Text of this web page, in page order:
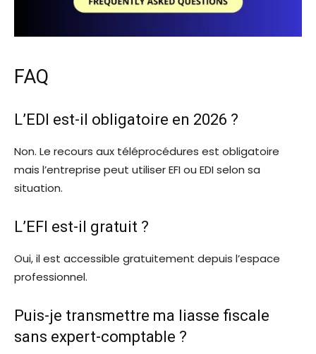
FAQ
L’EDI est-il obligatoire en 2026 ?
Non. Le recours aux téléprocédures est obligatoire
mais l’entreprise peut utiliser EFI ou EDI selon sa
situation.
L’EFI est-il gratuit ?
Oui, il est accessible gratuitement depuis l’espace
professionnel.
Puis-je transmettre ma liasse fiscale
sans expert-comptable ?